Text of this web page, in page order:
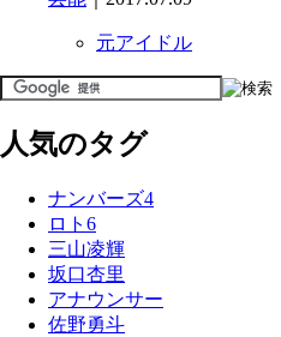
元アイドル
人気のタグ
ナンバーズ4
ロト6
三山凌輝
坂口杏里
アナウンサー
佐野勇斗